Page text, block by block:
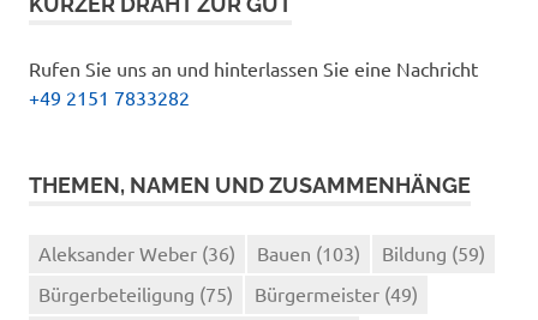
Rufen Sie uns an und hinterlassen Sie eine Nachricht
+49 2151 7833282
THEMEN, NAMEN UND ZUSAMMENHÄNGE
Aleksander Weber (36) Bauen (103) Bildung (59)
Bürgerbeteiligung (75) Bürgermeister (49)